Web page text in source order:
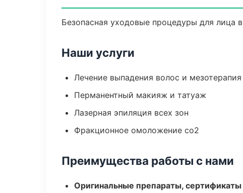
Безопасная уходовые процедуры для лица
Наши услуги
Лечение выпадения волос и мезотерапия
Перманентный макияж и татуаж
Лазерная эпиляция всех зон
Фракционное омоложение co2
Преимущества работы с нами
Оригинальные препараты,